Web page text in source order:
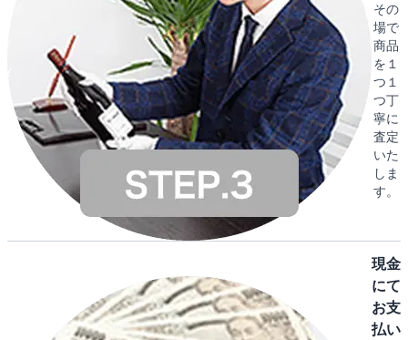
その
場で
商品
を１
つ１
つ丁
寧に
査定
いた
しま
す。
現金
にて
お支
払い